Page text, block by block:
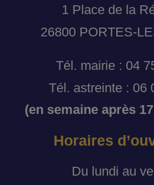
1 Place de la
26800 PORTES-
Tél. mairie : 04
Tél. astreinte : 06
(en semaine après
Horaires
Du lundi au